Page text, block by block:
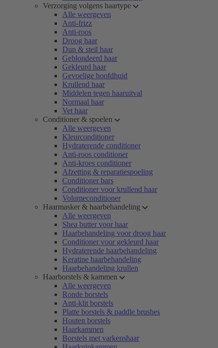
Verzorging volgens haartype
Alle weergeven
Anti-frizz
Anti-roos
Droog haar
Dun & steil haar
Geblondeerd haar
Gekleurd haar
Gevoelige hoofdhuid
Krullend haar
Middelen tegen haaruitval
Normaal haar
Vet haar
Conditioner & spoelen
Alle weergeven
Kleurconditioner
Hydraterende conditioner
Anti-roos conditioner
Anti-kroes conditioner
Afzetting & reparatiespoeling
Conditioner bars
Conditioner voor krullend haar
Volumeconditioner
Haarmasker & haarbehandeling
Alle weergeven
Shea butter voor haar
Haarbehandeling voor droog haar
Conditioner voor gekleurd haar
Hydraterende haarbehandeling
Keratine haarbehandeling
Haarbehandeling krullen
Haarborstels & kammen
Alle weergeven
Ronde borstels
Anti-klit borstels
Platte borstels & paddle brushes
Houten borstels
Haarkammen
Borstels met varkenshaar